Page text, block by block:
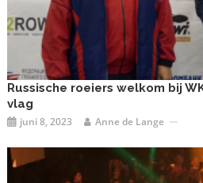
Russische roeiers welkom bij
vlag
juni 8, 2023 Anne de Lange